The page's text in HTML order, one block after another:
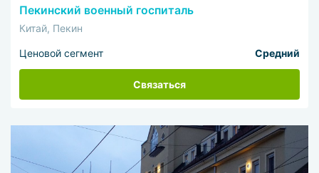
Пекинский военный госпиталь
Китай, Пекин
Ценовой сегмент Средний
Связаться